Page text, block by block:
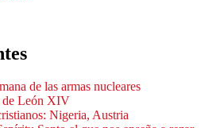
de las armas nucleares
de León XIV
Nigeria, Austria